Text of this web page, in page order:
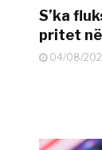
S’ka
pritet
04/08/